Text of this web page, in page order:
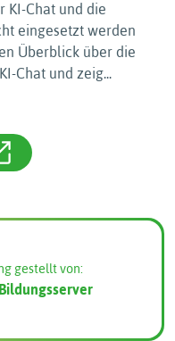
KI-Chat und die
eingesetzt werden
Überblick über die
Chat und zeig...
gestellt von: